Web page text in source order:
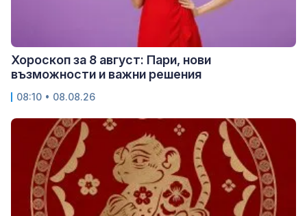
Хороскоп за 8 август: Пари, нови
възможности и важни решения
08:10 • 08.08.26